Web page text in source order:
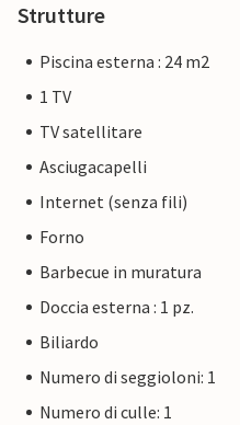
Strutture
Piscina esterna : 24 m2
1 TV
TV satellitare
Asciugacapelli
Internet (senza fili)
Forno
Barbecue in muratura
Doccia esterna : 1 pz.
Biliardo
Numero di seggioloni: 1
Numero di culle: 1